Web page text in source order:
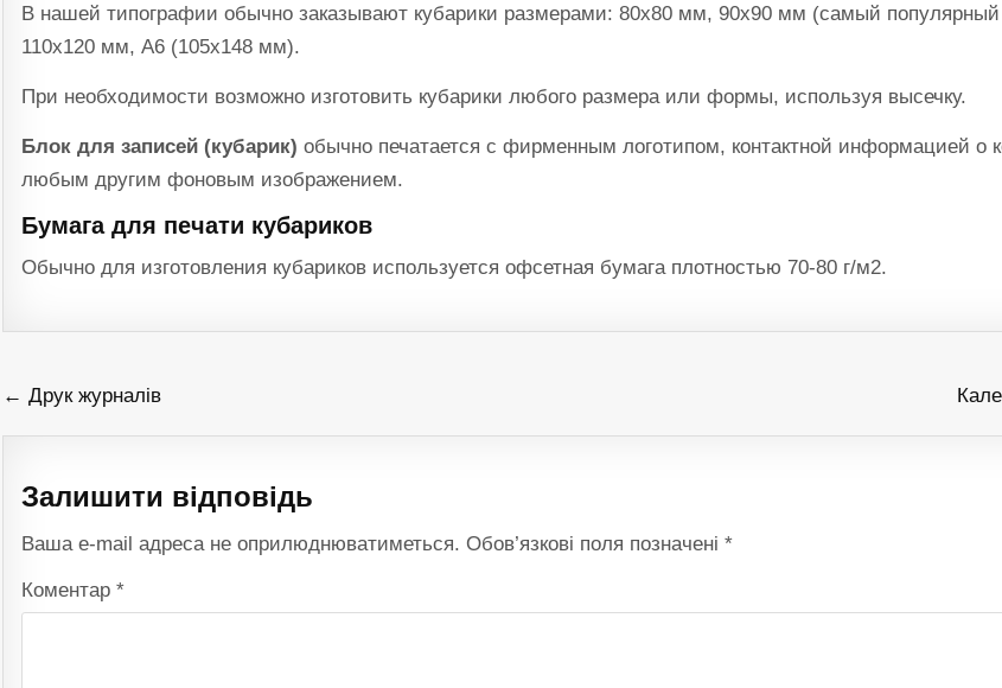
В нашей типографии обычно заказывают кубарики размерами: 80х80 мм, 90х90 мм (самый
110х120 мм, А6 (105х148 мм).
При необходимости возможно изготовить кубарики любого размера или формы, используя высечку.
Блок для записей (кубарик) обычно печатается с фирменным логотипом, контактной информацией о
любым другим фоновым изображением.
Бумага для печати кубариков
Обычно для изготовления кубариков используется офсетная бумага плотностью 70-80 г/м2.
Навігація
записів
← Друк журналів
Залишити відповідь
Ваша e-mail адреса не оприлюднюватиметься. Обов’язкові поля позначені*
Коментар*